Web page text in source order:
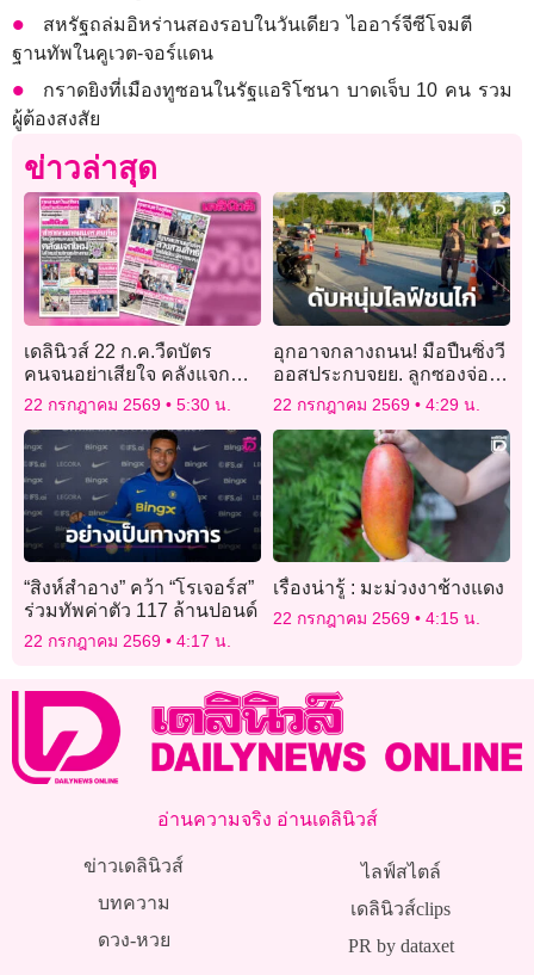
สหรัฐถล่มอิหร่านสองรอบในวันเดียว ไออาร์จีซีโจมตี
ฐานทัพในคูเวต-จอร์แดน
กราดยิงที่เมืองทูซอนในรัฐแอริโซนา บาดเจ็บ 10 คน รวม
ผู้ต้องสงสัย
ข่าวล่าสุด
เดลินิวส์ 22 ก.ค.วืดบัตร
คนจนอย่าเสียใจ คลังแจก
ใหม่ ใส่ไทยช่วยไทย6ล้าน
22 กรกฎาคม 2569 5:30 น.
อุกอาจกลางถนน! มือปืนซิ่งวี
ออสประกบจยย. ลูกซองจ่อยิง
หนุ่มไลฟ์ชนไก่
22 กรกฎาคม 2569 4:29 น.
“สิงห์สำอาง” คว้า “โรเจอร์ส”
ร่วมทัพค่าตัว 117 ล้านปอนด์
22 กรกฎาคม 2569 4:17 น.
เรื่องน่ารู้ : มะม่วงงาช้างแดง
22 กรกฎาคม 2569 4:15 น.
อ่านความจริง อ่านเดลินิวส์
ข่าวเดลินิวส์
บทความ
ดวง-หวย
ไลฟ์สไตล์
เดลินิวส์clips
PR by dataxet